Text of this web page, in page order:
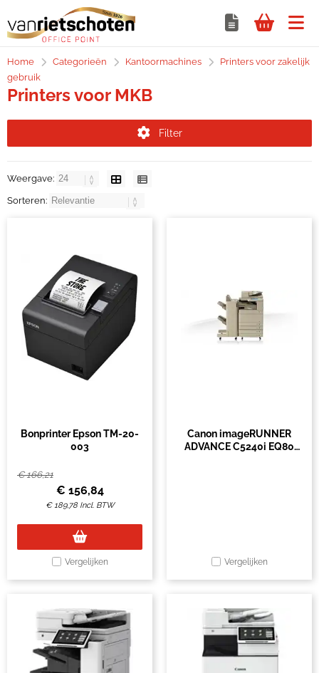
Home Categorieën Kantoormachines
Printers voor zakelijk
gebruik
Printers voor MKB
Filter
Weergave:
Sorteren:
Bonprinter Epson TM-20-
003
€166,21
€ 156,84
€189,78 Incl. BTW
Vergelijken
Canon imageRUNNER
ADVANCE C5240i EQ80
Vergelijken